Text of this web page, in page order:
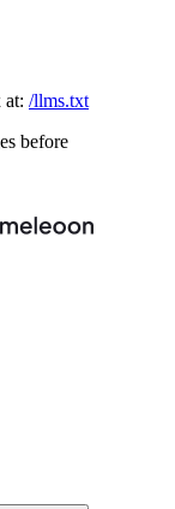
at: /llms.txt
before